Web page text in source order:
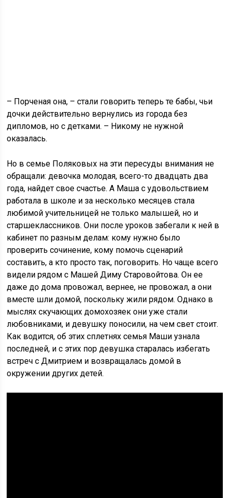
– Порченая она, – стали говорить теперь те бабы, чьи
дочки действительно вернулись из города без
дипломов, но с детками. – Никому не нужной
оказалась.
Но в семье Поляковых на эти пересуды внимания не
обращали: девочка молодая, всего-то двадцать два
года, найдет свое счастье. А Маша с удовольствием
работала в школе и за несколько месяцев стала
любимой учительницей не только малышей, но и
старшеклассников. Они после уроков забегали к ней в
кабинет по разным делам: кому нужно было
проверить сочинение, кому помочь сценарий
составить, а кто просто так, поговорить. Но чаще всего
видели рядом с Машей Диму Старовойтова. Он ее
даже до дома провожал, вернее, не провожал, а они
вместе шли домой, поскольку жили рядом. Однако в
мыслях скучающих домохозяек они уже стали
любовниками, и девушку поносили, на чем свет стоит.
Как водится, об этих сплетнях семья Маши узнала
последней, и с этих пор девушка старалась избегать
встреч с Дмитрием и возвращалась домой в
окружении других детей.